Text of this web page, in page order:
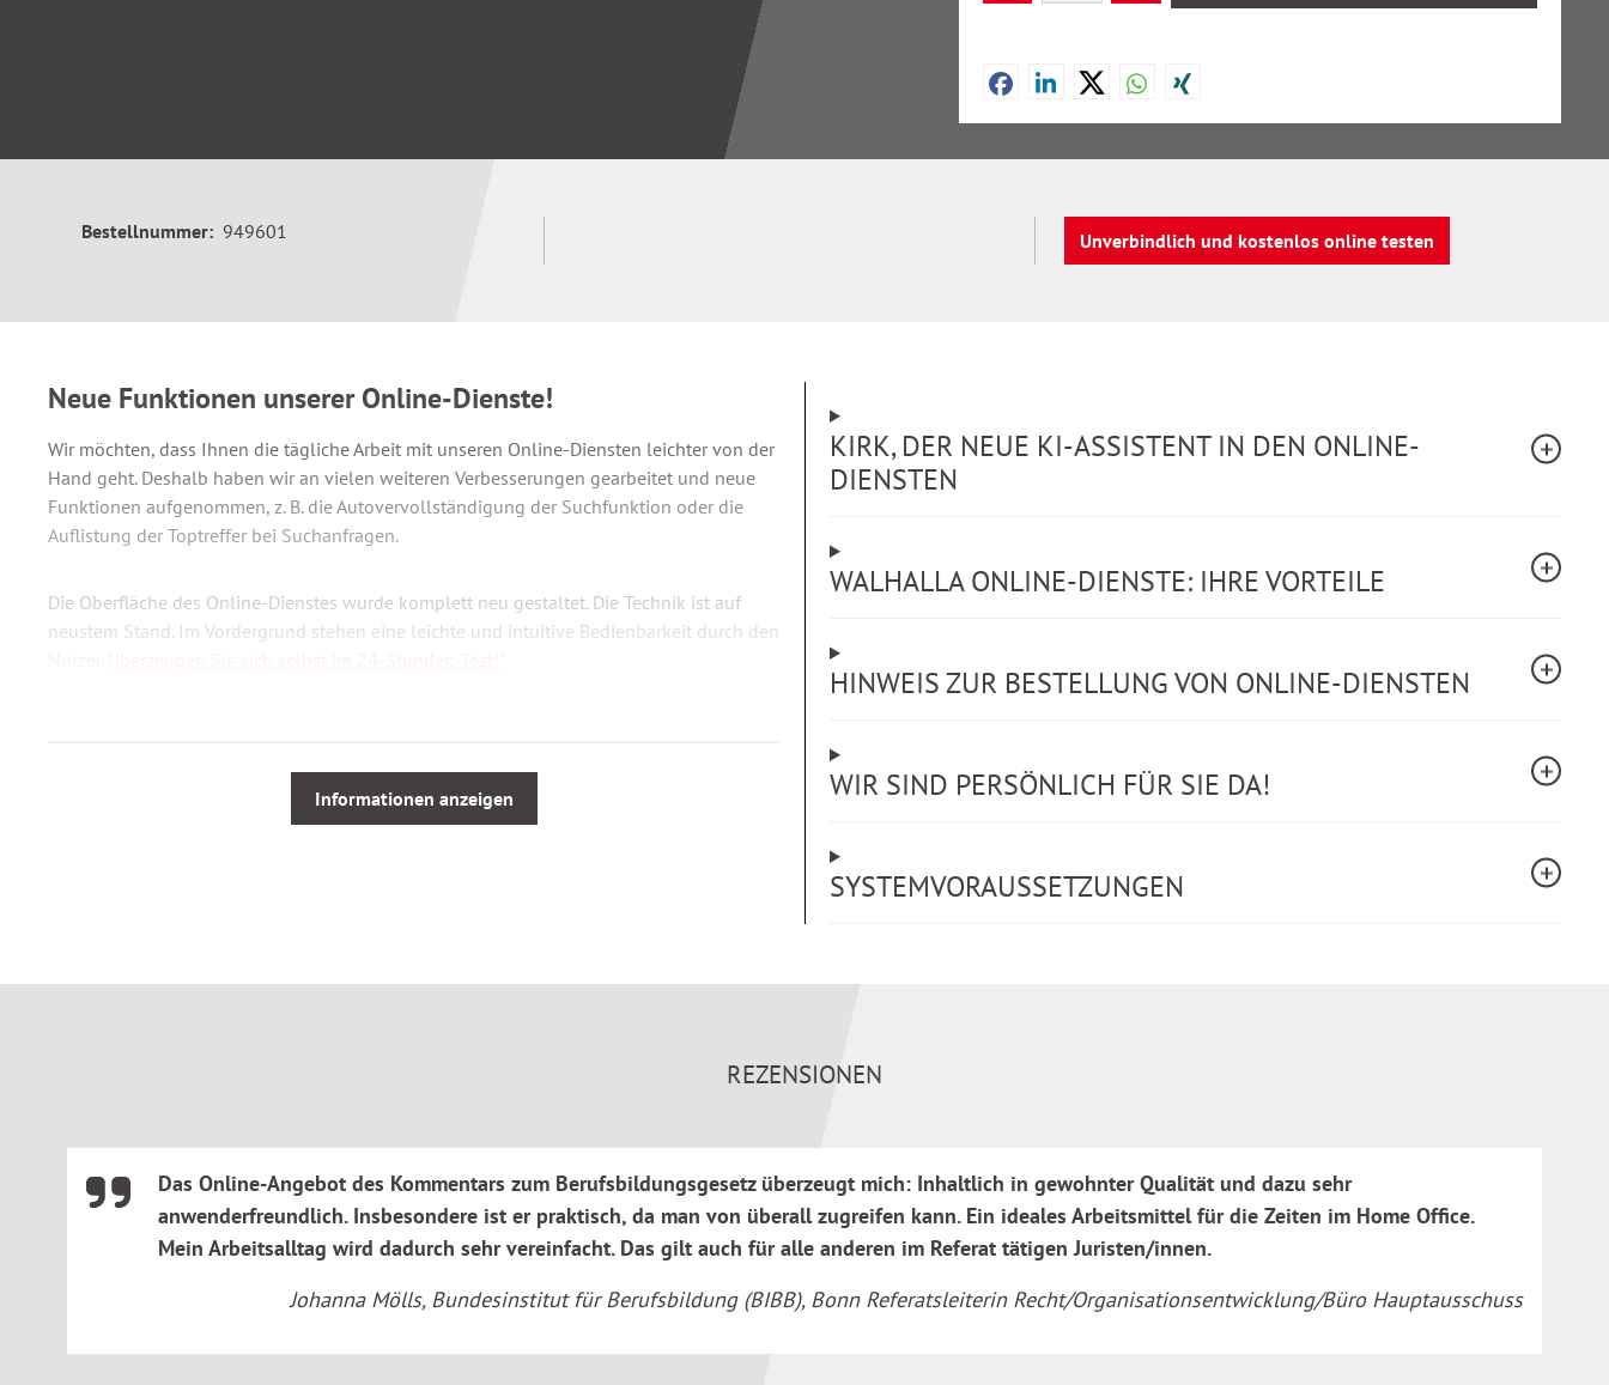
Bestellnummer: 949601 Unverbindlich und kostenlos online testen
Neue Funktionen unserer Online-Dienste!
Wir möchten, dass Ihnen die tägliche Arbeit mit unseren Online-Diensten leichter von der
Hand geht. Deshalb haben wir an vielen weiteren Verbesserungen gearbeitet und neue
Funktionen aufgenommen, z. B. die Autovervollständigung der Suchfunktion oder die
Auflistung der Toptreffer bei Suchanfragen.
Die Oberfläche des Online-Dienstes wurde komplett neu gestaltet. Die Technik ist auf
neustem Stand. Im Vordergrund stehen eine leichte und intuitive Bedienbarkeit durch den
Der Kommentar Berufsbildungsgesetz von Herkert/Töltl ist das Standardwerk auf dem
Das Werk zeichnet sich durch seinen hohen praktischen Nutzen aus; es hilft in allen
stellen.
Das Werk ist systematisch gegliedert in Gesetzestext, Kommentar und ergänzende
bundesrechtliche Vorschriften sowie Ausführungsbestimmungen der Länder.
Als rechtlich relevante Entscheidungshilfe wird der Kommentar von Herkert/Töltl zitiert,
Informationen anzeigen
KIRK, DER NEUE KI-ASSISTENT IN DEN ONLINE-
DIENSTEN
WALHALLA ONLINE-DIENSTE: IHRE VORTEILE
HINWEIS ZUR BESTELLUNG VON ONLINE-DIENSTEN
WIR SIND PERSÖNLICH FÜR SIE DA!
SYSTEMVORAUSSETZUNGEN
REZENSIONEN
Das Online-Angebot des Kommentars zum Berufsbildungsgesetz überzeugt mich: Inhaltlich in gewohnter Qualität und dazu sehr
anwenderfreundlich. Insbesondere ist er praktisch, da man von überall zugreifen kann. Ein ideales Arbeitsmittel für die Zeiten im Home Office.
Mein Arbeitsalltag wird dadurch sehr vereinfacht. Das gilt auch für alle anderen im Referat tätigen Juristen/innen.
Johanna Mölls, Bundesinstitut für Berufsbildung (BIBB), Bonn Referatsleiterin Recht/Organisationsentwicklung/Büro Hauptausschuss